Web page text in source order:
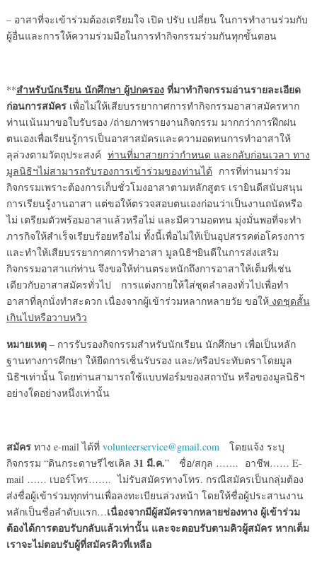
– อาสาที่จะเข้าร่วมต้องเตรียมใจ เปิด ปรับ เปลี่ยน ในการทำงานร่วมกับ
ผู้อื่นและการให้ความร่วมมือในการทำกิจกรรมร่วมกันทุกขั้นตอน
**สำหรับนักเรียน นักศึกษา ผู้ปกครองที่มาทำกิจกรรมอ่านรายละเอียด
ก่อนการสมัครเพื่อไม่ให้เสียบรรยากาศการทำกิจกรรมอาสาสมัครหาก
ท่านเน้นมาขอใบรับรอง /ถ่ายภาพรายงานกิจกรรม มากกว่าการฝึกฝน
ตนเองเพื่อเรียนรู้การเป็นอาสาสมัครและความอดทนการทำอาสาให้
ลุล่วงตามวัตถุประสงค์ ท่านที่มาสายกว่ากำหนด และกลับก่อนเวลา ทาง
มูลนิธิฯไม่สามารถรับรองการเข้าร่วมของท่านได้การที่ท่านมาร่วม
กิจกรรมเพราะต้องการเก็บชั่วโมงอาสาตามหลักสูตร เรายินดีสนับสนุน
การเรียนรู้งานอาสา แต่ขอให้ตรวจสอบตนเองก่อนว่าเป็นงานถนัดหรือ
ไม่ เตรียมตัวพร้อมอาสาแล้วหรือไม่ และมีความอดทน มุ่งมั่นพอที่จะทำ
ภารกิจให้สำเร็จเรียบร้อยหรือไม่ ทั้งนี้เพื่อไม่ให้เป็นอุปสรรคต่อโครงการ
และทำให้เสียบรรยากาศการทำอาสา มูลนิธิฯยินดีในการส่งเสริม
กิจกรรมอาสาแก่ท่าน จึงขอให้ท่านตระหนักถึงการอาสาให้เต็มที่เช่น
เดียวกับอาสาสมัครทั่วไป การแต่งกายให้ใส่ชุดลำลองทั่วไปเพื่อทำ
อาสาที่ลุกนั่งทำสะดวก เนื่องจากผู้เข้าร่วมหลากหลายวัย ขอให้งดชุดสั้น
เกินไปหรือวาบหวิว
หมายเหตุ– การรับรองกิจกรรมสำหรับนักเรียน นักศึกษา เพื่อเป็นหลัก
ฐานทางการศึกษา ให้ยืดการเซ็นรับรอง และ/หรือประทับตราโดยมูล
นิธิฯเท่านั้น โดยท่านสามารถใช้แบบฟอร์มของสถาบัน หรือของมูลนิธิฯ
อย่างใดอย่างหนึ่งเท่านั้น
สมัครทาง e-mail ได้ที่ volunteerservice@gmail.comโดยแจ้ง ระบุ
กิจกรรม “ดินกระดาษรีไซเคิล 31 มี.ค.” ชื่อ/สกุล ……. อาชีพ…… E-
mail …… เบอร์โทร……. ไม่รับสมัครทางโทร. กรณีสมัครเป็นกลุ่มต้อง
ส่งชื่อผู้เข้าร่วมทุกท่านเพื่อลงทะเบียนล่วงหน้า โดยให้ชื่อผู้ประสานงาน
หลักเป็นชื่อลำดับแรก…เนื่องจากมีผู้สมัครจากหลายช่องทาง ผู้เข้าร่วม
ต้องได้การตอบรับกลับแล้วเท่านั้น และจะตอบรับตามคิวผู้สมัคร หากเต็ม
เราจะไม่ตอบรับผู้ที่สมัครคิวที่เหลือ